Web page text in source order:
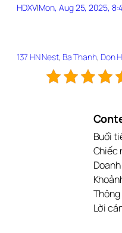
HDXV|Mon, Aug 25, 2025,
137 HN Nest, Ba Thanh, Don
Buổi
Chiếc
Lời